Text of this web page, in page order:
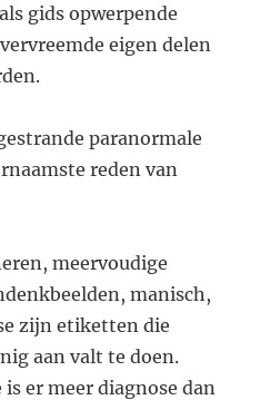
gids opwerpende
eigen delen
paranormale
reden van
meervoudige
manisch,
zijn etiketten die
aan valt te doen.
er meer diagnose dan